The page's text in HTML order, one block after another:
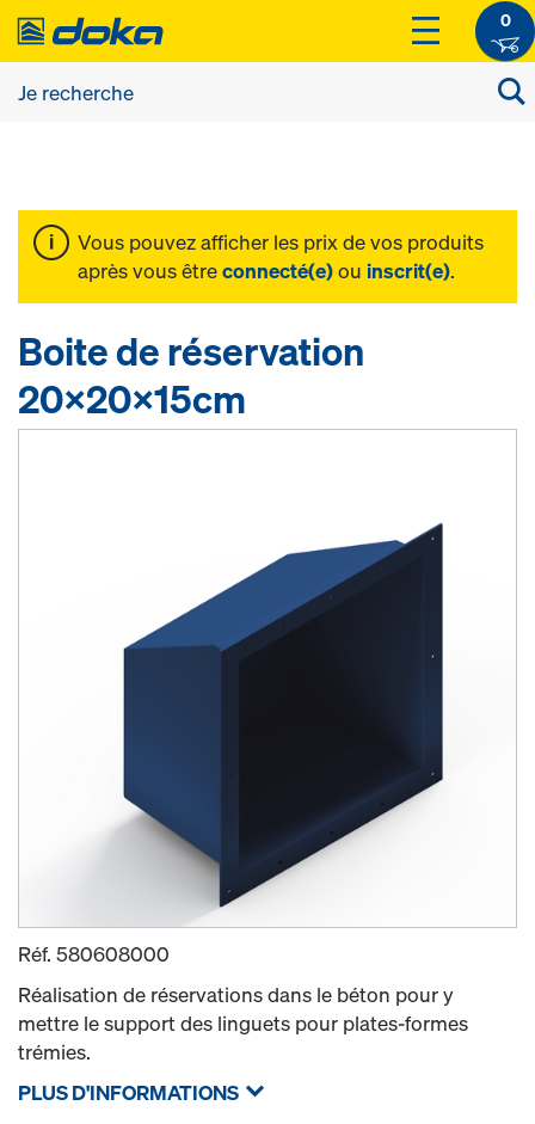
0
Vous pouvez afficher les prix de vos produits
après vous êtreconnecté(e)ou inscrit(e).
Boite de réservation
20x20x15cm
Réf. 580608000
Réalisation de réservations dans le béton pour y
mettre le support des linguets pour plates-formes
trémies.
PLUS D'INFORMATIONS